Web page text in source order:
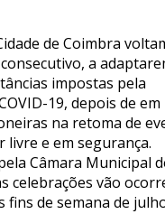
de Coimbra
a
impostas pela
19, depois de em
na retoma de
livre e em segurança.
Câmara Municipal
celebrações vão
fins de semana de